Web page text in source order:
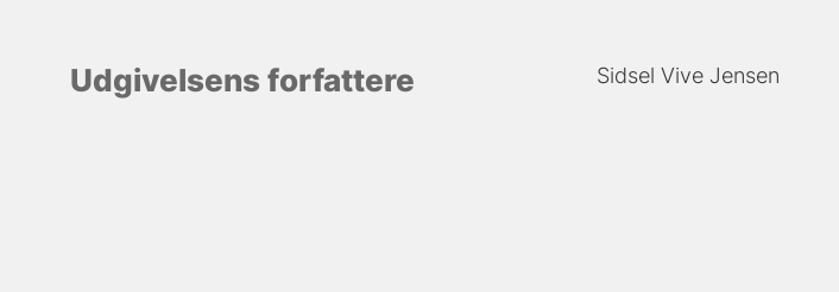
Udgivelsens forfattere Sidsel Vive Jensen